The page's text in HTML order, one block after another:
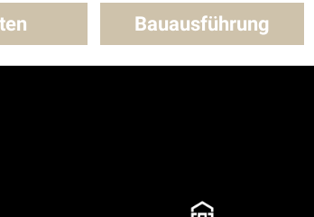
Bauausführung